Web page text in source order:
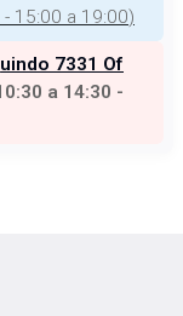
15:00 a 19:00)
7331 Of
a 14:30 -